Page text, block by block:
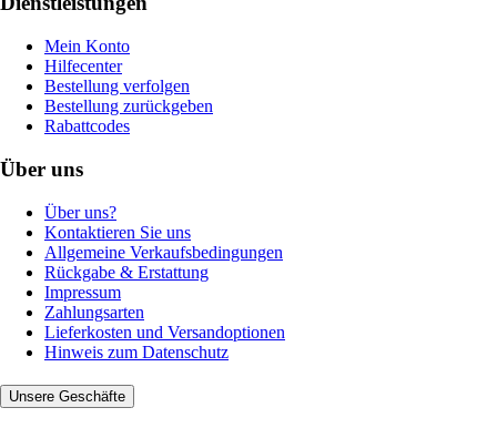
Mein Konto
Hilfecenter
Bestellung verfolgen
Bestellung zurückgeben
Rabattcodes
Über uns
Über uns?
Kontaktieren Sie uns
Allgemeine Verkaufsbedingungen
Rückgabe & Erstattung
Impressum
Zahlungsarten
Lieferkosten und Versandoptionen
Hinweis zum Datenschutz
Unsere Geschäfte